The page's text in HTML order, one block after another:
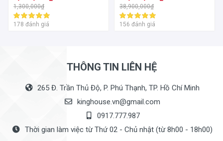
KÍCH THƯỚC SẢN PHẨM:
Kích thước: 730x430mm
1,300,000₫
178 đánh giá
38,900,000₫
156 đánh giá
THÔNG TIN LIÊN HỆ
265 Đ. Trần Thủ Độ, P. Phú Thạnh, TP. Hồ Chí Minh
kinghouse.vn@gmail.com
0917.777.987
Thời gian làm việc từ Thứ 02 - Chủ nhật (từ 8h00 - 18h00)